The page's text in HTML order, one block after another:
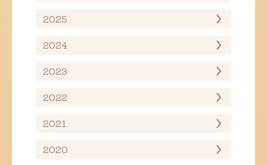
2025
2024
2023
2022
2021
2020